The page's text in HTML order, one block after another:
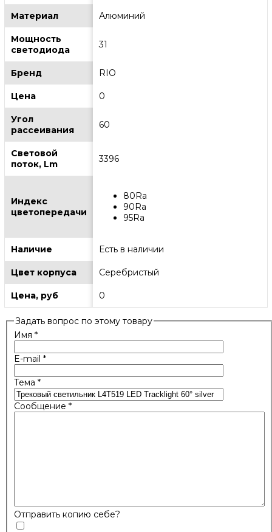
Материал Алюминий
Мощность
светодиода
31
Бренд RIO
Цена 0
Угол
рассеивания
60
Световой
поток, Lm
3396
Индекс
цветопередачи
80Ra
90Ra
95Ra
Наличие Есть в наличии
Цвет корпуса Серебристый
Цена, руб 0
Задать вопрос по этому товару
Имя *
E-mail *
Тема *
Сообщение *
Отправить копию себе?